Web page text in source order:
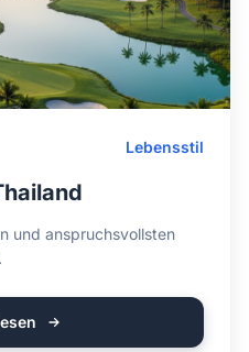
Lebensstil
und anspruchsvollsten